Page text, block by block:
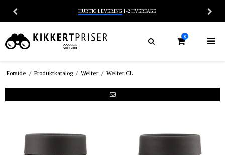
HURTIG LEVERING1-2 HVERDAGE
0
Forside / Produktkatalog / Welter / Welter CL